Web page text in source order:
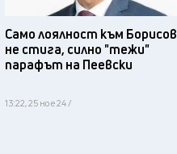
Само лоялност към Борисов
не стига, силно "тежи"
парафът на Пеевски
13:22, 25 ное 24 /